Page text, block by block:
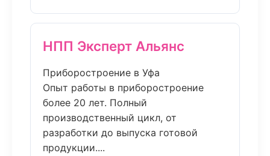
НПП Эксперт Альянс
Приборостроение в Уфа
Опыт работы в приборостроение
более 20 лет. Полный
производственный цикл, от
разработки до выпуска готовой
продукции....